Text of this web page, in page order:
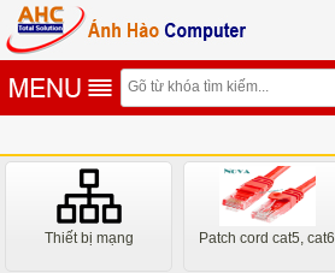
Thiết bị mạng Patch cord cat5, cat6